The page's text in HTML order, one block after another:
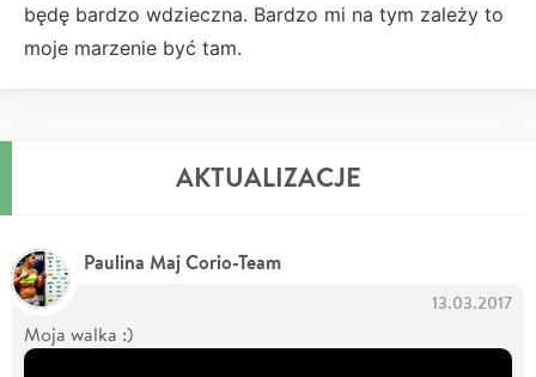
będę bardzo wdzieczna. Bardzo mi na tym zależy to
moje marzenie być tam.
AKTUALIZACJE
Paulina Maj Corio-Team
13.03.2017
Moja walka :)